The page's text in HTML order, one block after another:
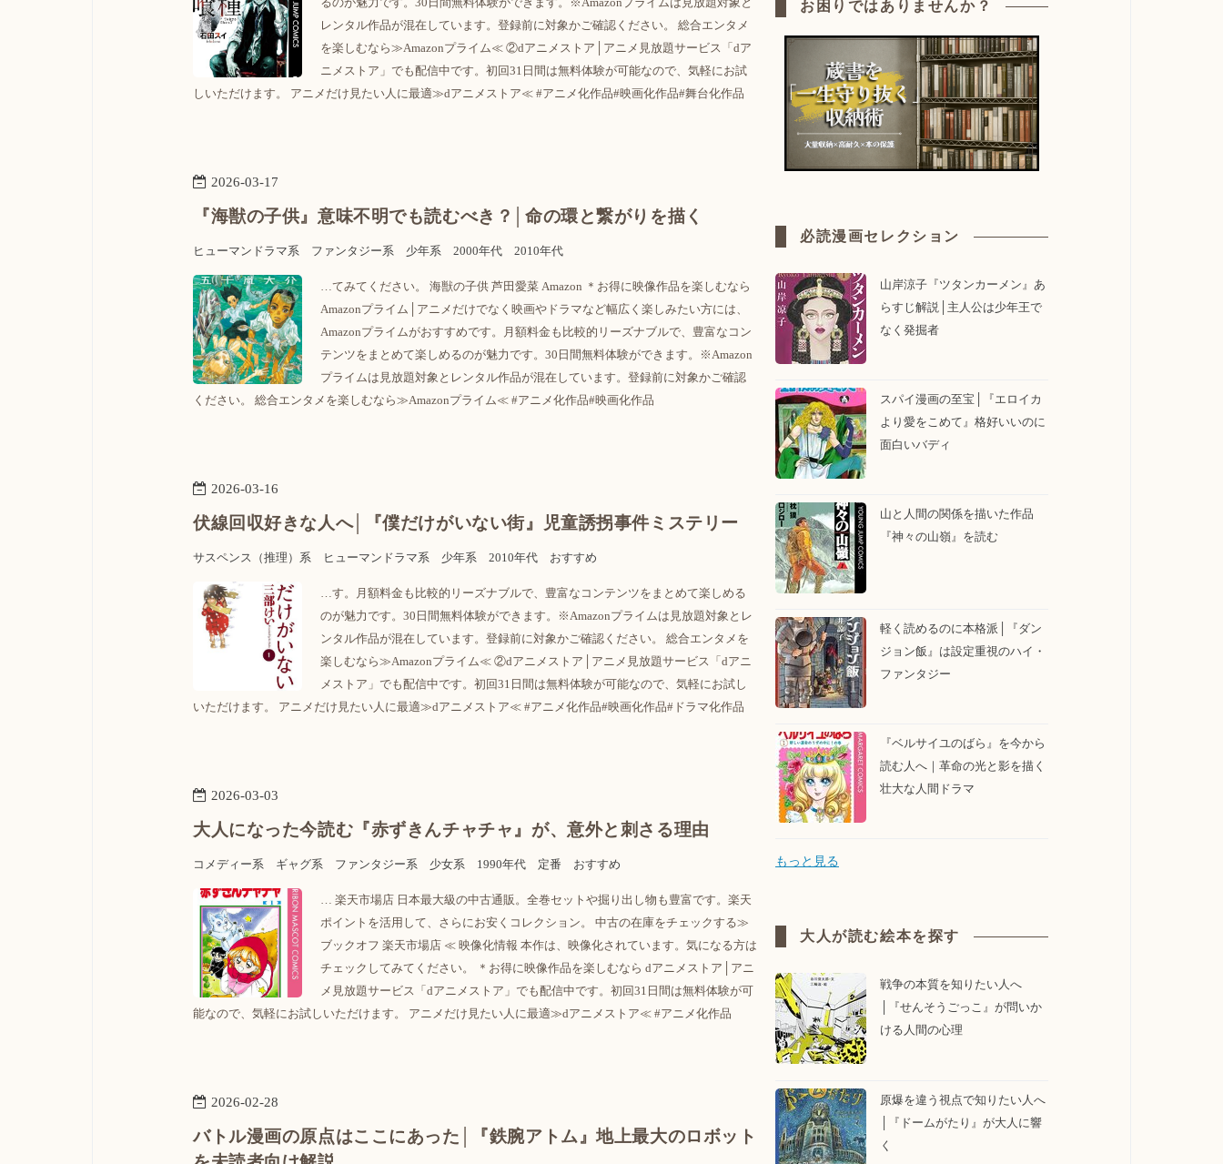
レンタル作品が混在しています。登録前に対象かご確認ください。 総合エンタメ
を楽しむなら≫Amazonプライム≪ ②dアニメストア│アニメ見放題サービス「dア
ニメストア」でも配信中です。初回31日間は無料体験が可能なので、気軽にお試
しいただけます。 アニメだけ見たい人に最適≫dアニメストア≪ #アニメ化作品#映画化作品#舞台化作品
2026-03-17
『海獣の子供』意味不明でも読むべき？│命の環と繋がりを描く
ヒューマンドラマ系 ファンタジー系 少年系 2000年代 2010年代
…てみてください。 海獣の子供 芦田愛菜 Amazon ＊お得に映像作品を楽しむなら
Amazonプライム│アニメだけでなく映画やドラマなど幅広く楽しみたい方には、
Amazonプライムがおすすめです。月額料金も比較的リーズナブルで、豊富なコン
テンツをまとめて楽しめるのが魅力です。30日間無料体験ができます。※Amazon
プライムは見放題対象とレンタル作品が混在しています。登録前に対象かご確認
ください。 総合エンタメを楽しむなら≫Amazonプライム≪ #アニメ化作品#映画化作品
2026-03-16
伏線回収好きな人へ│『僕だけがいない街』児童誘拐事件ミステリー
サスペンス（推理）系 ヒューマンドラマ系 少年系 2010年代 おすすめ
…す。月額料金も比較的リーズナブルで、豊富なコンテンツをまとめて楽しめる
のが魅力です。30日間無料体験ができます。※Amazonプライムは見放題対象とレ
ンタル作品が混在しています。登録前に対象かご確認ください。 総合エンタメを
楽しむなら≫Amazonプライム≪ ②dアニメストア│アニメ見放題サービス「dアニ
メストア」でも配信中です。初回31日間は無料体験が可能なので、気軽にお試し
いただけます。 アニメだけ見たい人に最適≫dアニメストア≪ #アニメ化作品#映画化作品#ドラマ化作品
2026-03-03
大人になった今読む『赤ずきんチャチャ』が、意外と刺さる理由
コメディー系 ギャグ系 ファンタジー系 少女系 1990年代 定番 おすすめ
… 楽天市場店 日本最大級の中古通販。全巻セットや掘り出し物も豊富です。楽天
ポイントを活用して、さらにお安くコレクション。 中古の在庫をチェックする≫
ブックオフ 楽天市場店 ≪ 映像化情報 本作は、映像化されています。気になる方は
チェックしてみてください。 ＊お得に映像作品を楽しむなら dアニメストア│アニ
メ見放題サービス「dアニメストア」でも配信中です。初回31日間は無料体験が可
能なので、気軽にお試しいただけます。 アニメだけ見たい人に最適≫dアニメストア≪ #アニメ化作品
2026-02-28
バトル漫画の原点はここにあった│『鉄腕アトム』地上最大のロボット
お困りではありませんか？
必読漫画セレクション
山岸涼子『ツタンカーメン』あ
らすじ解説│主人公は少年王で
なく発掘者
スパイ漫画の至宝│『エロイカ
より愛をこめて』格好いいのに
面白いバディ
山と人間の関係を描いた作品
『神々の山嶺』を読む
軽く読めるのに本格派│『ダン
ジョン飯』は設定重視のハイ・
ファンタジー
『ベルサイユのばら』を今から
読む人へ｜革命の光と影を描く
壮大な人間ドラマ
もっと見る
大人が読む絵本を探す
戦争の本質を知りたい人へ
│『せんそうごっこ』が問いか
ける人間の心理
原爆を違う視点で知りたい人へ
│『ドームがたり』が大人に響
く